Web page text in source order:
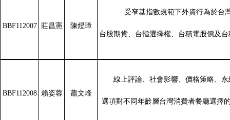
BBF112007 莊昌憲 陳煜璋
受窄基指數規範下外資行為於台
台股期貨、台指選擇權、台積電股價及
BBF112008 賴姿蓉 蕭文峰
線上評論、社會影響、價格策略、
選項對不同年齡層台灣消費者餐廳選擇